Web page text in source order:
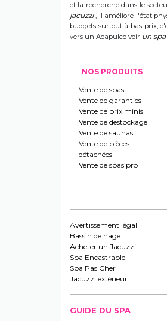
et la recherche dans le
jacuzzi, il améliore l'état
budgets surtout à bas prix,
vers un Acapulco voir un
NOS PRODUITS
Vente de spas
Vente de garanties
Vente de prix minis
Vente de destockage
Vente de saunas
Vente de pièces
détachées
Vente de spas pro
Avertissement légal
Bassin de nage
Acheter un Jacuzzi
Spa Encastrable
Spa Pas Cher
Jacuzzi extérieur
GUIDE DU SPA